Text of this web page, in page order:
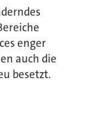
enger
auch die
besetzt.